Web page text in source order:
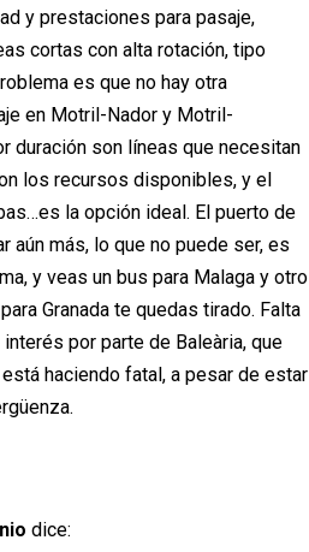
y prestaciones para pasaje,
cortas con alta rotación, tipo
es que no hay otra
en Motril-Nador y Motril-
duración son líneas que necesitan
los recursos disponibles, y el
la opción ideal. El puerto de
aún más, lo que no puede ser, es
y veas un bus para Malaga y otro
Granada te quedas tirado. Falta
por parte de Baleària, que
haciendo fatal, a pesar de estar
dice: